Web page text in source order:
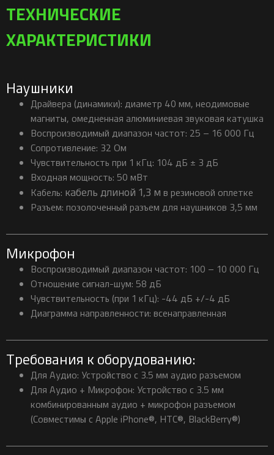
ТЕХНИЧЕСКИЕ
ХАРАКТЕРИСТИКИ
Наушники
Драйвера (динамики): диаметр 40 мм, неодимовые
магниты, омедненная алюминиевая звуковая катушка
Воспроизводимый диапазон частот: 25 – 16 000 Гц
Сопротивление: 32 Ом
Чувствительность при 1 кГц: 104 дБ ± 3 дБ
Входная мощность: 50 мВт
Кабель: кабель длиной 1,3 м в резиновой оплетке
Разъем: позолоченный разъем для наушников 3,5 мм
Микрофон
Воспроизводимый диапазон частот: 100 – 10 000 Гц
Отношение сигнал-шум: 58 дБ
Чувствительность (при 1 кГц): -44 дБ +/-4 дБ
Диаграмма направленности: всенаправленная
Требования к оборудованию:
Для Аудио: Устройство с 3.5 мм аудио разъемом
Для Аудио + Микрофон: Устройство с 3.5 мм
комбинированным аудио + микрофон разъемом
(Совместимы с Apple iPhone®, HTC®, BlackBerry®)